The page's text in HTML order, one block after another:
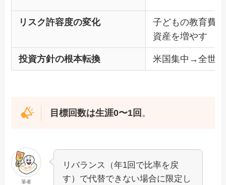
リスク許容度の変化
子どもの教育費
資産を増やす
投資方針の根本転換 米国集中→全世
目標回数は生涯0〜1回 。
筆者
リバランス（年1回で比率を戻
す）で代替できない場合に限定し